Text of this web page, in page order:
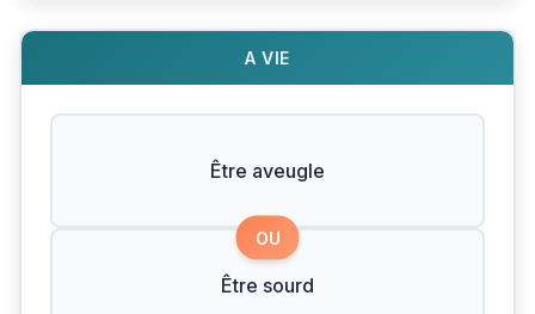
A VIE
Être aveugle
OU
Être sourd